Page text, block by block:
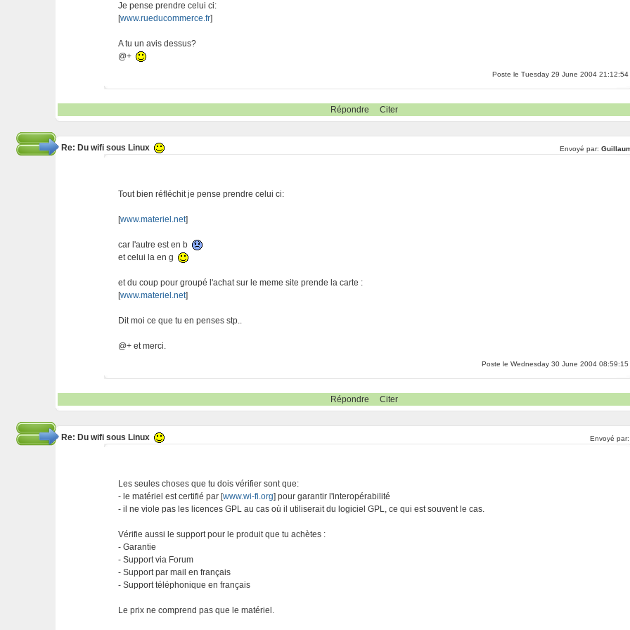
Je pense prendre celui ci:
[www.rueducommerce.fr]
A tu un avis dessus?
@+
Poste le Tuesday 29 June 2004 21:12:54
Répondre Citer
Re: Du wifi sous Linux Envoyé par:
Tout bien réfléchit je pense prendre celui ci:
[www.materiel.net]
car l'autre est en b
et celui la en g
et du coup pour groupé l'achat sur le meme site prende la carte :
[www.materiel.net]
Dit moi ce que tu en penses stp..
@+ et merci.
Poste le Wednesday 30 June 2004 08:59:15
Répondre Citer
Re: Du wifi sous Linux Envoyé
Les seules choses que tu dois vérifier sont que:
- le matériel est certifié par [www.wi-fi.org] pour garantir l'interopérabilité
- il ne viole pas les licences GPL au cas où il utiliserait du logiciel GPL, ce qui est souvent le cas.
Vérifie aussi le support pour le produit que tu achètes :
- Garantie
- Support via Forum
- Support par mail en français
- Support téléphonique en français
Le prix ne comprend pas que le matériel.